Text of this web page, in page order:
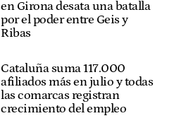
en Girona desata una batalla
por el poder entre Geis y
Ribas
Cataluña suma 117.000
afiliados más en julio y todas
las comarcas registran
crecimiento del empleo